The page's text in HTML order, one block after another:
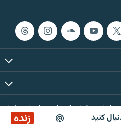
کنید زنده
بر اساس مقررات کپی‌رایت، برای رادیو فردا